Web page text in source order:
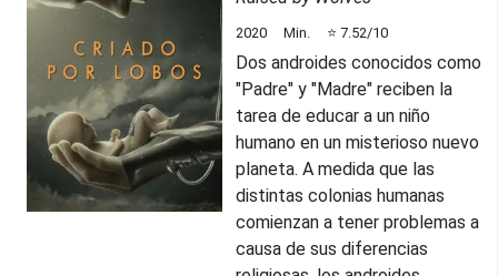
2020 Min. ⭐ 7.52/10
Dos androides conocidos como
"Padre" y "Madre" reciben la
tarea de educar a un niño
humano en un misterioso nuevo
planeta. A medida que las
distintas colonias humanas
comienzan a tener problemas a
causa de sus diferencias